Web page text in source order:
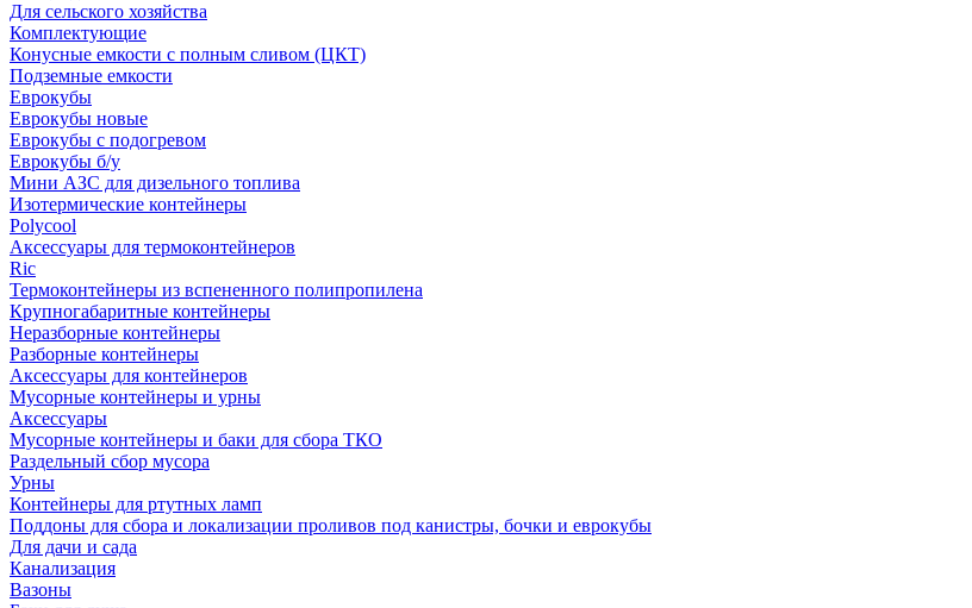
Для сельского хозяйства
Комплектующие
Конусные емкости с полным сливом (ЦКТ)
Подземные емкости
Еврокубы
Еврокубы новые
Еврокубы с подогревом
Еврокубы б/у
Мини АЗС для дизельного топлива
Изотермические контейнеры
Polycool
Аксессуары для термоконтейнеров
Ric
Термоконтейнеры из вспененного полипропилена
Крупногабаритные контейнеры
Неразборные контейнеры
Разборные контейнеры
Аксессуары для контейнеров
Мусорные контейнеры и урны
Аксессуары
Мусорные контейнеры и баки для сбора ТКО
Раздельный сбор мусора
Урны
Контейнеры для ртутных ламп
Поддоны для сбора и локализации проливов под канистры, бочки и еврокубы
Для дачи и сада
Канализация
Вазоны